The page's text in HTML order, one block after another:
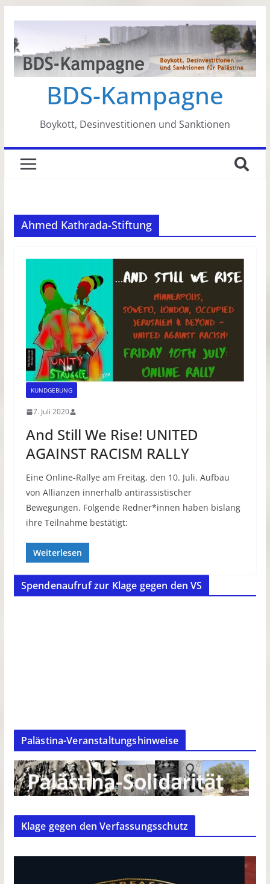
springen
BDS-Kampagne
Boykott, Desinvestitionen und Sanktionen
Ahmed Kathrada-Stiftung
KUNDGEBUNG
7. Juli 2020
And Still We Rise! UNITED
AGAINST RACISM RALLY
Eine Online-Rallye am Freitag, den 10. Juli. Aufbau
von Allianzen innerhalb antirassistischer
Bewegungen. Folgende Redner*innen haben bislang
ihre Teilnahme bestätigt:
Weiterlesen
Spendenaufruf zur Klage gegen den VS
Palästina-Veranstaltungshinweise
Klage gegen den Verfassungsschutz